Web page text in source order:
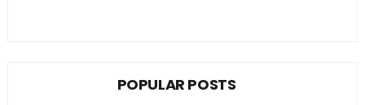
POPULAR POSTS